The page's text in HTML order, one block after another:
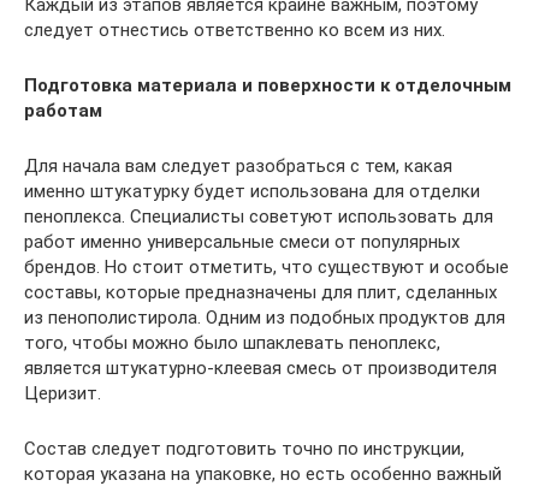
Каждый из этапов является крайне важным, поэтому
следует отнестись ответственно ко всем из них.
Подготовка материала и поверхности к отделочным
работам
Для начала вам следует разобраться с тем, какая
именно штукатурку будет использована для отделки
пеноплекса. Специалисты советуют использовать для
работ именно универсальные смеси от популярных
брендов. Но стоит отметить, что существуют и особые
составы, которые предназначены для плит, сделанных
из пенополистирола. Одним из подобных продуктов для
того, чтобы можно было шпаклевать пеноплекс,
является штукатурно-клеевая смесь от производителя
Церизит.
Состав следует подготовить точно по инструкции,
которая указана на упаковке, но есть особенно важный